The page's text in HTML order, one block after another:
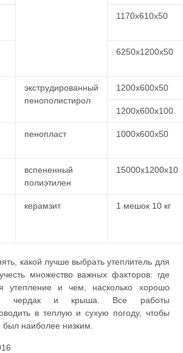
1170х610х50
6250х1200х50
экструдированный
пенополистирол
1200х600х50
1200х600х100
пенопласт 1000x600x50
вспененный
полиэтилен
15000х1200х10
керамзит 1 мешок 10 кг
какой лучше выбрать утеплитель для
множество важных факторов: где
утепление и чем, насколько хорошо
чердак и крыша. Все работы
в теплую и сухую погоду, чтобы
был наиболее низким.